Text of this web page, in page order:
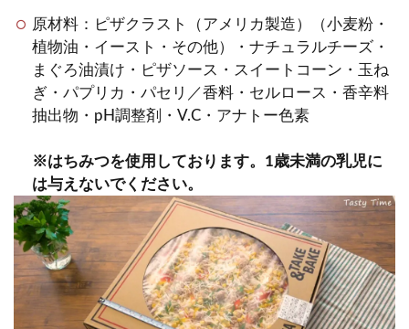
原材料：ピザクラスト（アメリカ製造）（小麦粉・
植物油・イースト・その他）・ナチュラルチーズ・
まぐろ油漬け・ピザソース・スイートコーン・玉ね
ぎ・パプリカ・パセリ／香料・セルロース・香辛料
抽出物・pH調整剤・V.C・アナトー色素
※はちみつを使用しております。1歳未満の乳児に
は与えないでください。